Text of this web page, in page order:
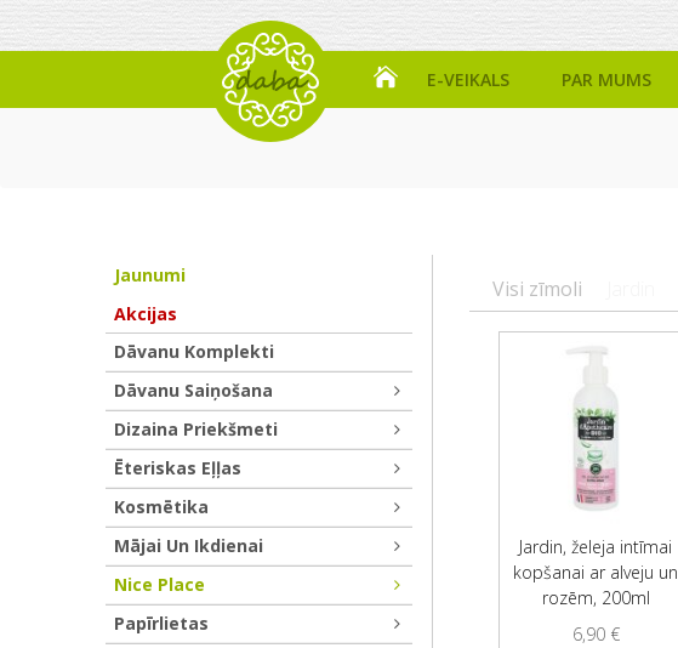
E-VEIKALS PAR MUMS
Visi zīmoli
Jardin, želeja intīmai
kopšanai ar alveju un
rozēm, 200ml
6,90 €
Jaunumi
Akcijas
Dāvanu Komplekti
Dāvanu Saiņošana
Dizaina Priekšmeti
Ēteriskas Eļļas
Kosmētika
Mājai Un Ikdienai
Nice Place
Papīrlietas